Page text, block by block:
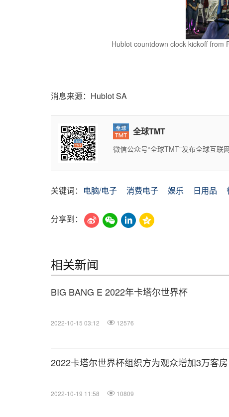
Hublot countdown clock kickoff
消息来源：Hublot SA
全球TMT
微信公众号“全球TMT”发布全球互联
关键词： 电脑/电子 消费电子 娱乐 日用品
分享到：
相关新闻
BIG BANG E 2022年卡塔尔世界杯
2022-10-15 03:12 12576
2022卡塔尔世界杯组织方为观众增加3万客房
2022-10-19 11:58 10809